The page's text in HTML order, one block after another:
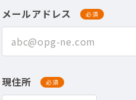
メールアドレス 必須
現住所 必須